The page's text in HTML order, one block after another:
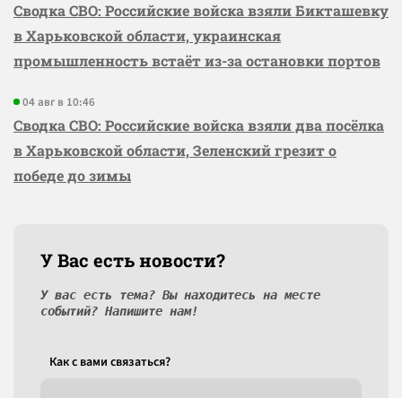
Сводка СВО: Российские войска взяли Бикташевку
в Харьковской области, украинская
промышленность встаёт из-за остановки портов
04 авг в 10:46
Сводка СВО: Российские войска взяли два посёлка
в Харьковской области, Зеленский грезит о
победе до зимы
У Вас есть новости?
У вас есть тема? Вы находитесь на месте
событий? Напишите нам!
Как c вами связаться?